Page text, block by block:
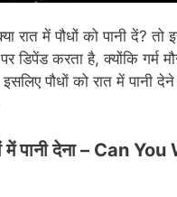
रात में पौधों को पानी दें?
डिपेंड करता है, क्योंकि गर्म
पौधों को रात में
में पानी देना – Can You